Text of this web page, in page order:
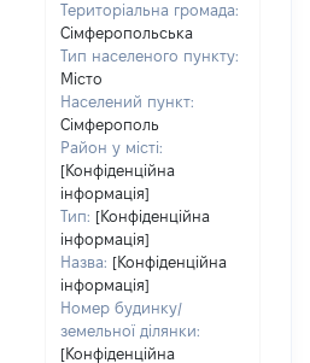
Територіальна громада:
Сімферопольська
Тип населеного пункту:
Місто
Населений пункт:
Сімферополь
Район у місті:
[Конфіденційна
інформація]
Тип: [Конфіденційна
інформація]
Назва: [Конфіденційна
інформація]
Номер будинку/
земельної ділянки:
[Конфіденційна